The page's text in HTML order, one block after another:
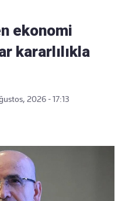
ekonomi
kararlılıkla
2026 - 17:13